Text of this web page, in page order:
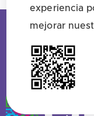
experiencia
mejorar